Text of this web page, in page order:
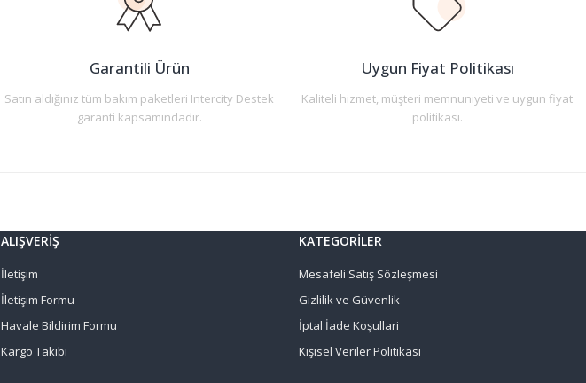
Garantili Ürün
Satın aldığınız tüm bakım paketleri Intercity Destek
garanti kapsamındadır.
Uygun Fiyat Politikası
Kaliteli hizmet, müşteri memnuniyeti ve uygun fiyat
politikası.
ALIŞVERİŞ
İletişim
İletişim Formu
Havale Bildirim Formu
Kargo Takibi
KATEGORİLER
Mesafeli Satış Sözleşmesi
Gizlilik ve Güvenlik
İptal İade Koşullari
Kişisel Veriler Politikası